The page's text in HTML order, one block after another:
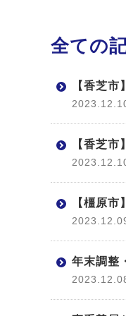
全ての
【香芝
【香芝
【橿原
年末調整